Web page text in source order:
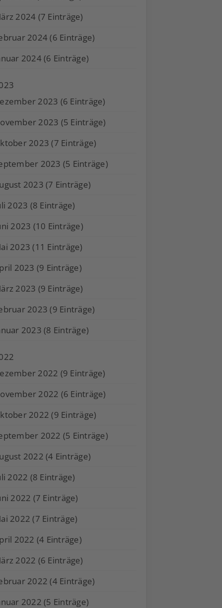
2024 (7 Einträge)
2024 (6 Einträge)
2024 (6 Einträge)
2023 (6 Einträge)
2023 (5 Einträge)
2023 (7 Einträge)
2023 (5 Einträge)
2023 (7 Einträge)
2023 (8 Einträge)
2023 (10 Einträge)
2023 (11 Einträge)
2023 (9 Einträge)
2023 (9 Einträge)
2023 (9 Einträge)
2023 (8 Einträge)
2022 (9 Einträge)
2022 (6 Einträge)
2022 (9 Einträge)
2022 (5 Einträge)
2022 (4 Einträge)
2022 (8 Einträge)
2022 (7 Einträge)
2022 (7 Einträge)
2022 (4 Einträge)
2022 (6 Einträge)
2022 (4 Einträge)
2022 (5 Einträge)